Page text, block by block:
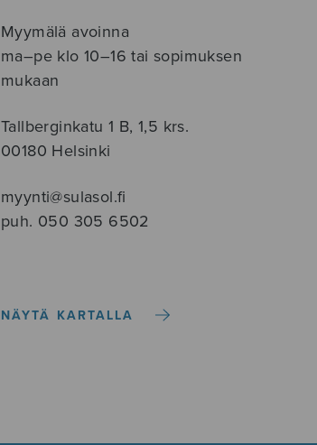
Myymälä avoinna
ma–pe klo 10–16 tai sopimuksen
mukaan
Tallberginkatu 1 B, 1,5 krs.
00180 Helsinki
myynti@sulasol.fi
puh. 050 305 6502
NÄYTÄ KARTALLA